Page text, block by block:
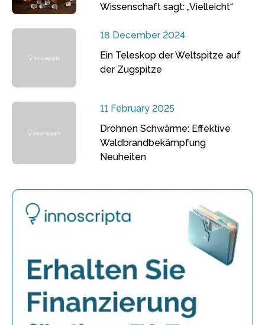
Wissenschaft sagt: „Vielleicht“
18 December 2024
Ein Teleskop der Weltspitze auf
der Zugspitze
11 February 2025
Drohnen Schwärme: Effektive
Waldbrandbekämpfung
Neuheiten